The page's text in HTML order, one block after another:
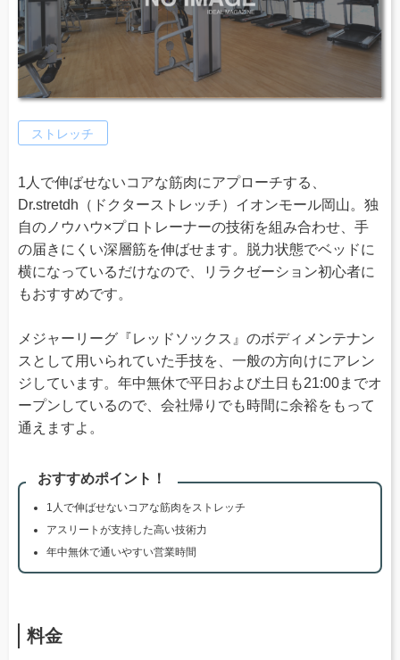
ストレッチ
1人で伸ばせないコアな筋肉にアプローチする、
Dr.stretdh（ドクターストレッチ）イオンモール岡山。独
自のノウハウ×プロトレーナーの技術を組み合わせ、手
の届きにくい深層筋を伸ばせます。脱力状態でベッドに
横になっているだけなので、リラクゼーション初心者に
もおすすめです。
メジャーリーグ『レッドソックス』のボディメンテナン
スとして用いられていた手技を、一般の方向けにアレン
ジしています。年中無休で平日および土日も21:00までオ
ープンしているので、会社帰りでも時間に余裕をもって
通えますよ。
おすすめポイント！
1人で伸ばせないコアな筋肉をストレッチ
アスリートが支持した高い技術力
年中無休で通いやすい営業時間
料金